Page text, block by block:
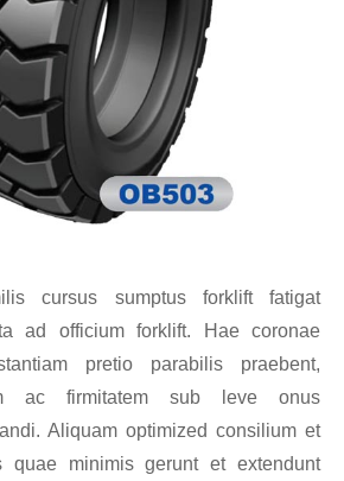
cursus sumptus forklift fatigat
ad officium forklift. Hae coronae
pretio parabilis praebent,
ac firmitatem sub leve onus
Aliquam optimized consilium et
quae minimis gerunt et extendunt